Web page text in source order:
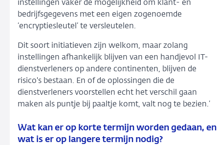
instellingen vaker de mogelijkheid om klant- en
bedrijfsgegevens met een eigen zogenoemde
‘encryptiesleutel’ te versleutelen.
Dit soort initiatieven zijn welkom, maar zolang
instellingen afhankelijk blijven van een handjevol IT-
dienstverleners op andere continenten, blijven de
risico's bestaan. En of de oplossingen die de
dienstverleners voorstellen echt het verschil gaan
maken als puntje bij paaltje komt, valt nog te bezien.’
Wat kan er op korte termijn worden gedaan, en
wat is er op langere termijn nodig?